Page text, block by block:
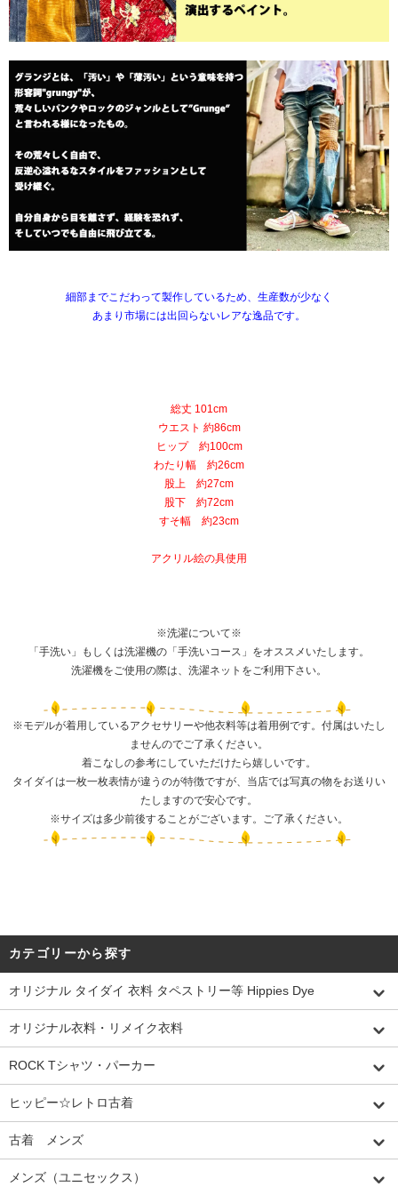
細部までこだわって製作しているため、生産数が少なく
あまり市場には出回らないレアな逸品です。
総丈 101cm
ウエスト 約86cm
ヒップ 約100cm
わたり幅 約26cm
股上 約27cm
股下 約72cm
すそ幅 約23cm
アクリル絵の具使用
※洗濯について※
「手洗い」もしくは洗濯機の「手洗いコース」をオススメいたします。
洗濯機をご使用の際は、洗濯ネットをご利用下さい。
※モデルが着用しているアクセサリーや他衣料等は着用例です。付属はいたし
ませんのでご了承ください。
着こなしの参考にしていただけたら嬉しいです。
タイダイは一枚一枚表情が違うのが特徴ですが、当店では写真の物をお送りい
たしますので安心です。
※サイズは多少前後することがございます。ご了承ください。
カテゴリーから探す
オリジナル タイダイ 衣料 タペストリー等 Hippies Dye
オリジナル衣料・リメイク衣料
ROCK Tシャツ・パーカー
ヒッピー☆レトロ古着
古着 メンズ
メンズ（ユニセックス）